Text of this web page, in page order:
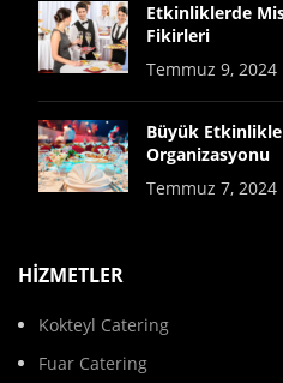
Etkinliklerde
Fikirleri
Temmuz 9, 2024
Büyük
Organizasyonu
Temmuz 7, 2024
HİZMETLER
Kokteyl Catering
Fuar Catering